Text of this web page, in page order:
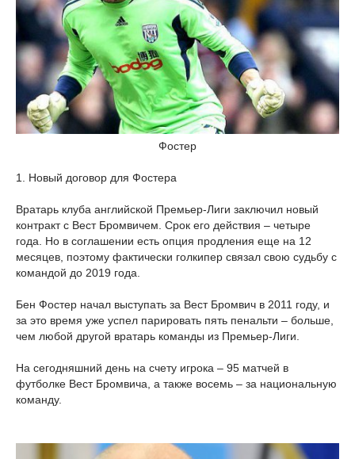
Фостер
1. Новый договор для Фостера
Вратарь клуба английской Премьер-Лиги заключил новый
контракт с Вест Бромвичем. Срок его действия – четыре
года. Но в соглашении есть опция продления еще на 12
месяцев, поэтому фактически голкипер связал свою судьбу с
командой до 2019 года.
Бен Фостер начал выступать за Вест Бромвич в 2011 году, и
за это время уже успел парировать пять пенальти – больше,
чем любой другой вратарь команды из Премьер-Лиги.
На сегодняшний день на счету игрока – 95 матчей в
футболке Вест Бромвича, а также восемь – за национальную
команду.